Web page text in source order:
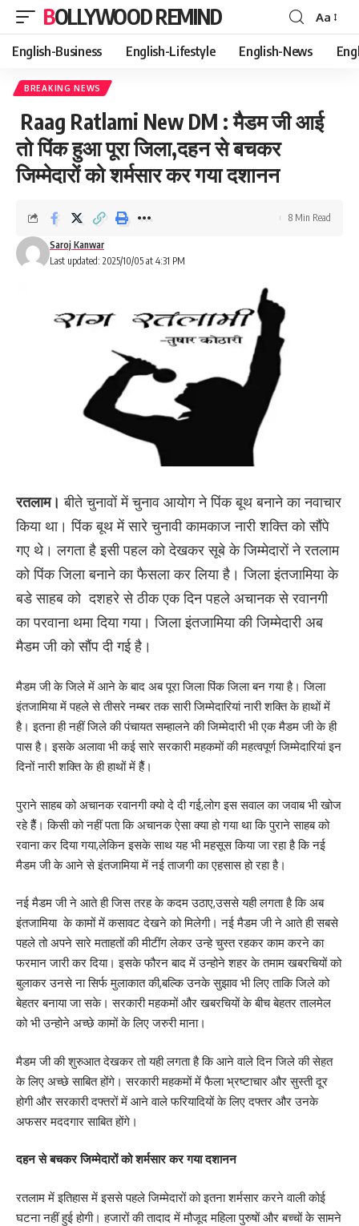
BOLLYWOOD REMIND
Font
Resizer
Aa
English-Business English-Lifestyle English-News
BREAKING NEWS
Raag Ratlami New DM : मैडम जी आई
तो पिंक हुआ पूरा जिला,दहन से बचकर
जिम्मेदारों को शर्मसार कर गया दशानन
Last updated: 2025/10/05 at 4:31 PM
Saroj Kanwar
8 Min Read
रतलाम। बीते चुनावों में चुनाव आयोग ने पिंक बूथ बनाने का नवाचार
किया था। पिंक बूथ में सारे चुनावी कामकाज नारी शक्ति को सौंपे
गए थे। लगता है इसी पहल को देखकर सूबे के जिम्मेदारों ने रतलाम
को पिंक जिला बनाने का फैसला कर लिया है। जिला इंतजामिया के
बडे साहब को दशहरे से ठीक एक दिन पहले अचानक से रवानगी
का परवाना थमा दिया गया। जिला इंतजामिया की जिम्मेदारी अब
मैडम जी को सौंप दी गई है।
मैडम जी के जिले में आने के बाद अब पूरा जिला पिंक जिला बन गया है। जिला
इंतजामिया में पहले से तीसरे नम्बर तक सारी जिम्मेदारियां नारी शक्ति के हाथों में
है। इतना ही नहीं जिले की पंचायत सम्हालने की जिम्मेदारी भी एक मैडम जी के ही
पास है। इसके अलावा भी कई सारे सरकारी महकमों की महत्वपूर्ण जिम्मेदारियां इन
दिनों नारी शक्ति के ही हाथों में हैैं।
पुराने साहब को अचानक रवानगी क्यो दे दी गई,लोग इस सवाल का जवाब भी खोज
रहे हैैं। किसी को नहीं पता कि अचानक ऐसा क्या हो गया था कि पुराने साहब को
रवाना कर दिया गया,लेकिन इसके साथ यह भी महसूस किया जा रहा है कि नई
मैडम जी के आने से इंतजामिया में नई ताजगी का एहसास हो रहा है।
नई मैडम जी ने आते ही जिस तरह के कदम उठाए,उससे यही लगता है कि अब
इंतजामिया के कामों में कसावट देखने को मिलेगी। नई मैडम जी ने आते ही सबसे
पहले तो अपने सारे मताहतों की मीटींग लेकर उन्हे चुस्त रहकर काम करने का
फरमान जारी कर दिया। इसके फौरन बाद में उन्होने शहर के तमाम खबरचियों को
बुलाकर उनसे ना सिर्फ मुलाकात की,बल्कि उनके सुझाव भी लिए ताकि जिले को
बेहतर बनाया जा सके। सरकारी महकमों और खबरचियों के बीच बेहतर तालमेल
को भी उन्होने अच्छे कामों के लिए जरुरी माना।
मैडम जी की शुरुआत देखकर तो यही लगता है कि आने वाले दिन जिले की सेहत
के लिए अच्छे साबित होंगे। सरकारी महकमों में फैला भ्रष्टाचार और सुस्ती दूर
होगी और सरकारी दफ्तरों में आने वाले फरियादियों के लिए दफ्तर और उनके
अफसर मददगार साबित होंगे।
दहन से बचकर जिम्मेदारों को शर्मसार कर गया दशानन
रतलाम में इतिहास में इससे पहले जिम्मेदारों को इतना शर्मसार करने वाली कोई
घटना नहीं हुई होगी। हजारों की तादाद में मौजूद महिला पुरुषों और बच्चों के सामने